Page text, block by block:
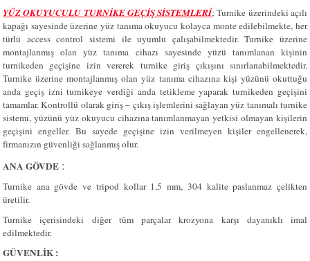
YÜZ OKUYUCULU TURNİKE GEÇİŞ SİSTEMLERİ; Turnike üzerindeki açılı
kapağı sayesinde üzerine yüz tanıma okuyucu kolayca monte edilebilmekte, her
türlü access control sistemi ile uyumlu çalışabilmektedir. Turnike üzerine
montajlanmış olan yüz tanıma cihazı sayesinde yüzü tanımlanan kişinin
turnikeden geçişine izin vererek turnike giriş çıkışını sınırlanabilmektedir.
Turnike üzerine montajlanmış olan yüz tanıma cihazına kişi yüzünü okuttuğu
anda geçiş izni turnikeye verdiği anda tetikleme yaparak turnikeden geçişini
tamamlar. Kontrollü olarak giriş – çıkış işlemlerini sağlayan yüz tanımalı turnike
sistemi, yüzünü yüz okuyucu cihazına tanımlanmayan yetkisi olmayan kişilerin
geçişini engeller. Bu sayede geçişine izin verilmeyen kişiler engellenerek,
firmanızın güvenliği sağlanmış olur.
ANA GÖVDE :
Turnike ana gövde ve tripod kollar 1,5 mm, 304 kalite paslanmaz çelikten
üretilir.
Turnike içerisindeki diğer tüm parçalar krozyona karşı dayanıklı imal
edilmektedir.
GÜVENLİK :